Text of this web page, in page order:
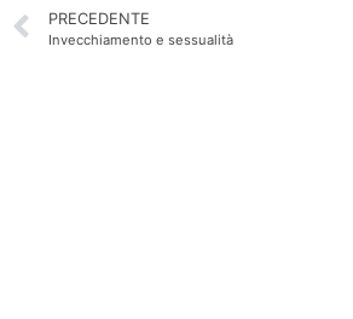
PRECEDENTE
Invecchiamento e sessualità